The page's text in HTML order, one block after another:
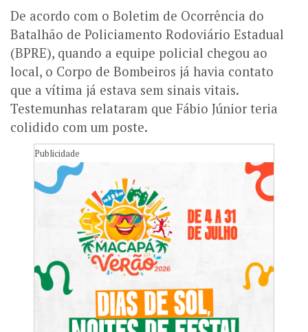
De acordo com o Boletim de Ocorrência do
Batalhão de Policiamento Rodoviário Estadual
(BPRE), quando a equipe policial chegou ao
local, o Corpo de Bombeiros já havia contato
que a vítima já estava sem sinais vitais.
Testemunhas relataram que Fábio Júnior teria
colidido com um poste.
Publicidade